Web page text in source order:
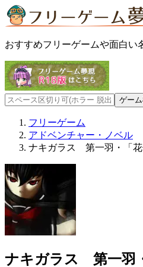
おすすめフリーゲームや面白い
フリーゲーム
アドベンチャー・ノベル
ナキガラス 第一羽・「花
ナキガラス 第一羽